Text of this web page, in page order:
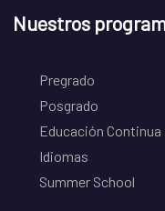
Nuestros
Pregrado
Posgrado
Educación Continua
Idiomas
Summer School